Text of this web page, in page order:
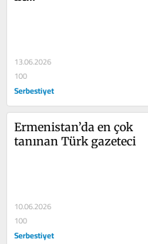
13.06.2026
100
Serbestiyet
Ermenistan’da en çok
tanınan Türk gazeteci
10.06.2026
100
Serbestiyet